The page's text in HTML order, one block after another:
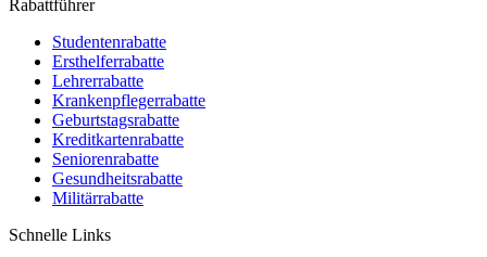
Rabattführer
Studentenrabatte
Ersthelferrabatte
Lehrerrabatte
Krankenpflegerrabatte
Geburtstagsrabatte
Kreditkartenrabatte
Seniorenrabatte
Gesundheitsrabatte
Militärrabatte
Schnelle Links